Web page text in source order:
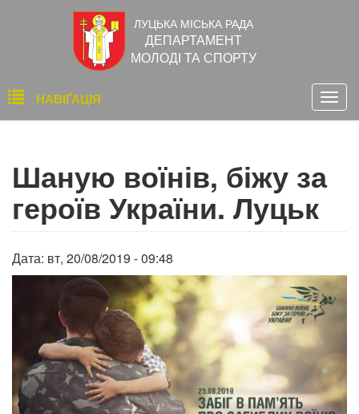
ЛУЦЬКА МІСЬКА РАДА
ДЕПАРТАМЕНТ
МОЛОДІ ТА СПОРТУ
Основна
навіґація
НАВІҐАЦІЯ
Шаную воїнів, біжу за
героїв України. Луцьк
Дата: вт, 20/08/2019 - 09:48